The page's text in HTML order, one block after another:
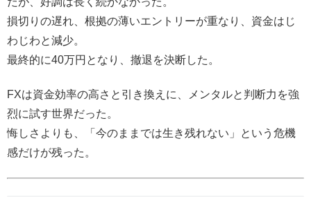
損切りの遅れ、根拠の薄いエントリーが重なり、資金はじ
わじわと減少。
最終的に40万円となり、撤退を決断した。
FXは資金効率の高さと引き換えに、メンタルと判断力を強
烈に試す世界だった。
悔しさよりも、「今のままでは生き残れない」という危機
感だけが残った。